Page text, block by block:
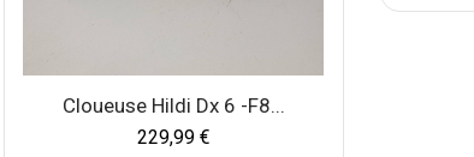
Cloueuse Hildi Dx 6 -f8...
229,99 €